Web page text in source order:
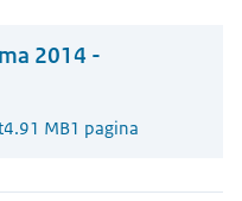
2014 -
4.91 MB1 pagina